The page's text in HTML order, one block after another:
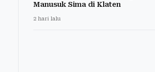
Manusuk Sima di Klaten
2 hari lalu